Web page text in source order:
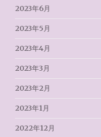
2023年6月
2023年5月
2023年4月
2023年3月
2023年2月
2023年1月
2022年12月